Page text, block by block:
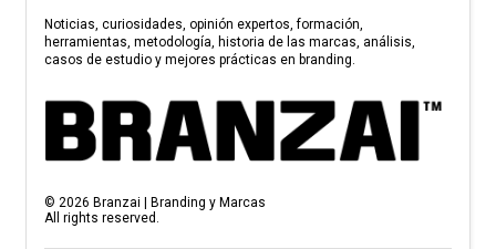
Noticias, curiosidades, opinión expertos, formación,
herramientas, metodología, historia de las marcas, análisis,
casos de estudio y mejores prácticas en branding.
© 2026 Branzai | Branding y Marcas
All rights reserved.